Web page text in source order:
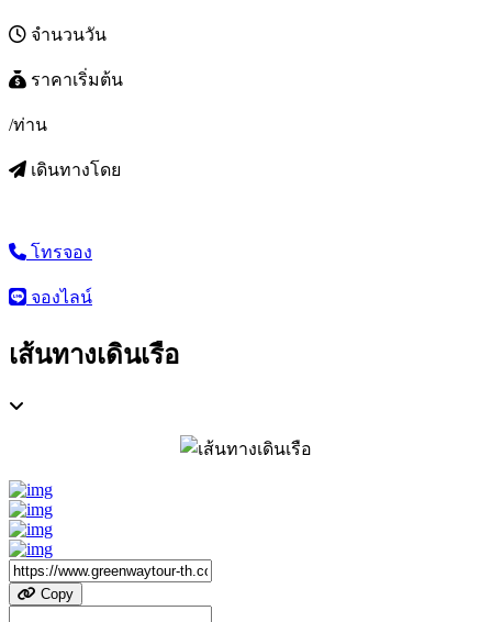
จำนวนวัน
ราคาเริ่มต้น
/ท่าน
เดินทางโดย
โทรจอง
จองไลน์
เส้นทางเดินเรือ
Copy